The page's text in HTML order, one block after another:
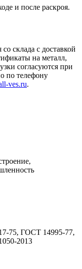
и после раскроя.
склада с доставкой
на металл,
согласуются при
по телефону
ves.ru.
75, ГОСТ 14995-77,
2013